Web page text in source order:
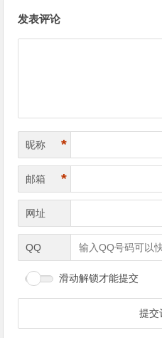
发表评论
昵称 *
邮箱 *
网址
QQ
滑动解锁才能提交